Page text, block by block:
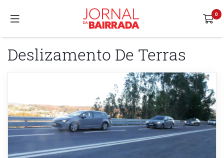
Deslizamento De Terras